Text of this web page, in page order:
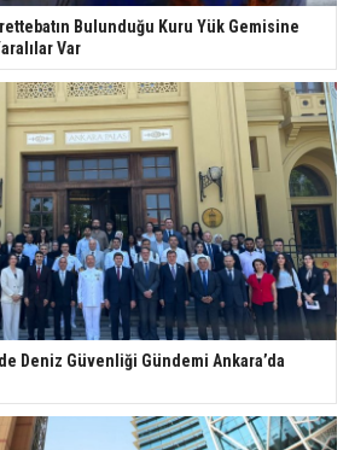
Bulunduğu Kuru Yük Gemisine
Var
Deniz Güvenliği Gündemi Ankara’da